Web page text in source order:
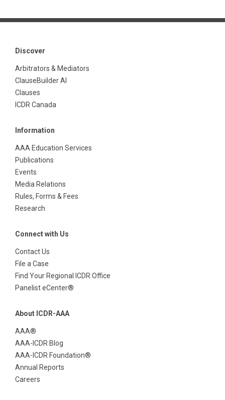
Discover
Arbitrators & Mediators
ClauseBuilder AI
Clauses
ICDR Canada
Information
AAA Education Services
Publications
Events
Media Relations
Rules, Forms & Fees
Research
Connect with Us
Contact Us
File a Case
Find Your Regional ICDR Office
Panelist eCenter®
About ICDR-AAA
AAA®
AAA-ICDR Blog
AAA-ICDR Foundation®
Annual Reports
Careers